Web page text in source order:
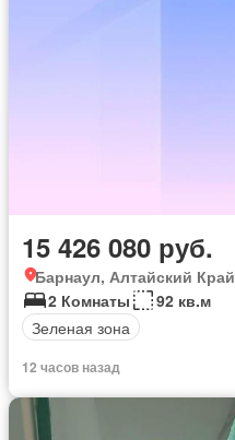
15 426 080 руб.
Барнаул, Алтайский Край
2 Комнаты
92 кв.м
Зеленая зона
12 часов назад